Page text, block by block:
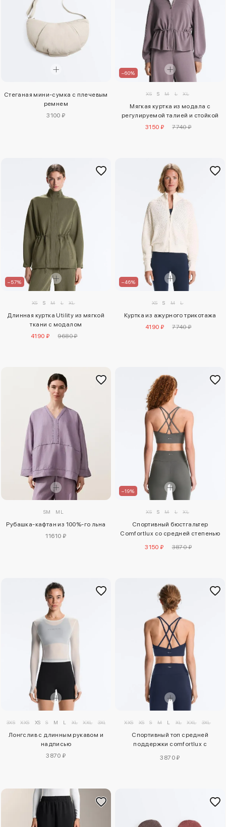
Стеганая мини-сумка с плечевым
ремнем
3100 ₽
–60%
XS S M L XL
Мягкая куртка из модала с
регулируемой талией и стойкой
3150 ₽
7740 ₽
–57%
XS S M L XL
Длинная куртка Utility из мягкой
ткани с модалом
4190 ₽
9680 ₽
–46%
XS S M L
Куртка из ажурного трикотажа
4190 ₽
7740 ₽
SM ML
Рубашка-кафтан из 100%-го льна
11610 ₽
–19%
XS S M L XL
Спортивный бюстгальтер
Comfortlux со средней степенью
3150 ₽ 3870 ₽
3XS XXS XS S M L XL XXL 3XL
Лонгслив с длинным рукавом и
надписью
3870 ₽
XXS XS S M L XL XXL 3XL
Спортивный топ средней
поддержки comfortlux с
3870 ₽